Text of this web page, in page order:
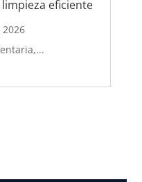
eficiente
2026